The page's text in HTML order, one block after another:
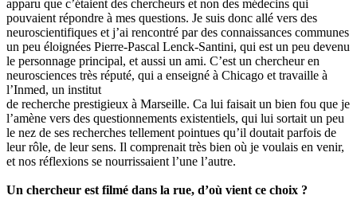
apparu que c’étaient des chercheurs et non des médecins qui
pouvaient répondre à mes questions. Je suis donc allé vers des
neuroscientifiques et j’ai rencontré par des connaissances communes
un peu éloignées Pierre-Pascal Lenck-Santini, qui est un peu devenu
le personnage principal, et aussi un ami. C’est un chercheur en
neurosciences très réputé, qui a enseigné à Chicago et travaille à
l’Inmed, un institut
de recherche prestigieux à Marseille. Ca lui faisait un bien fou que je
l’amène vers des questionnements existentiels, qui lui sortait un peu
le nez de ses recherches tellement pointues qu’il doutait parfois de
leur rôle, de leur sens. Il comprenait très bien où je voulais en venir,
et nos réflexions se nourrissaient l’une l’autre.
Un chercheur est filmé dans la rue, d’où vient ce choix ?